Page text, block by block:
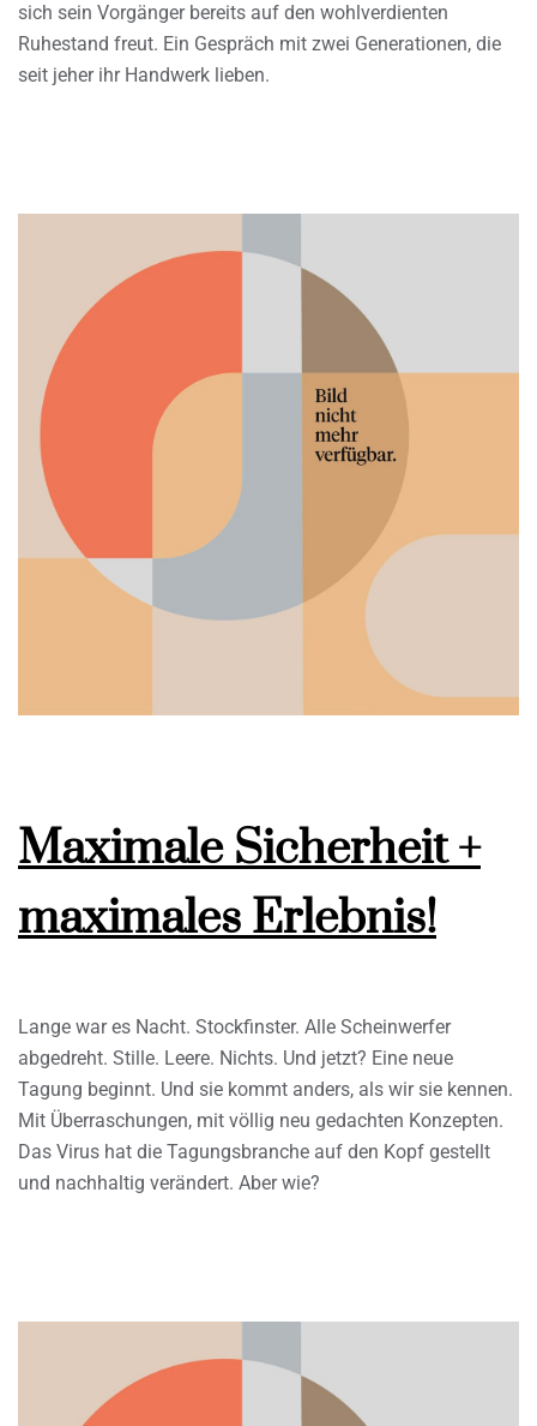
sich sein Vorgänger bereits auf den wohlverdienten
Ruhestand freut. Ein Gespräch mit zwei Generationen, die
seit jeher ihr Handwerk lieben.
Maximale Sicherheit +
maximales Erlebnis!
Lange war es Nacht. Stockfinster. Alle Scheinwerfer
abgedreht. Stille. Leere. Nichts. Und jetzt? Eine neue
Tagung beginnt. Und sie kommt anders, als wir sie kennen.
Mit Überraschungen, mit völlig neu gedachten Konzepten.
Das Virus hat die Tagungsbranche auf den Kopf gestellt
und nachhaltig verändert. Aber wie?